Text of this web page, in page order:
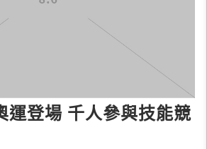
運登場 千人參與技能競